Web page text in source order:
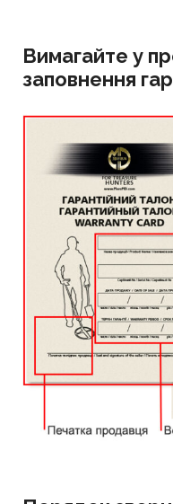
Вимагайте у
заповнення